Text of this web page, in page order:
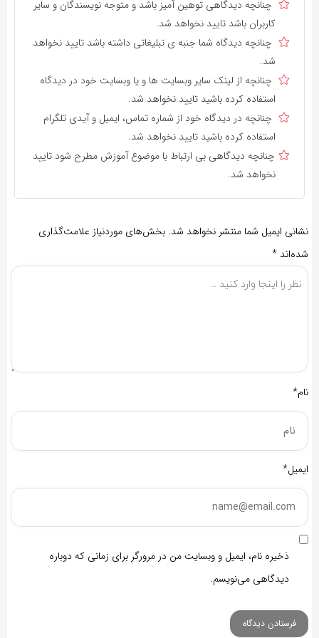
چنانچه دیدگاهی توهین آمیز باشد و متوجه نویسندگان و سایر
کاربران باشد تایید نخواهد شد.
چنانچه دیدگاه شما جنبه ی تبلیغاتی داشته باشد تایید نخواهد
شد.
چنانچه از لینک سایر وبسایت ها و یا وبسایت خود در دیدگاه
استفاده کرده باشید تایید نخواهد شد.
چنانچه در دیدگاه خود از شماره تماس، ایمیل و آیدی تلگرام
استفاده کرده باشید تایید نخواهد شد.
چنانچه دیدگاهی بی ارتباط با موضوع آموزش مطرح شود تایید
نخواهد شد.
نشانی ایمیل شما منتشر نخواهد شد. بخش‌های موردنیاز علامت‌گذاری
شده‌اند *
نام*
ایمیل*
ذخیره نام، ایمیل و وبسایت من در مرورگر برای زمانی که دوباره
دیدگاهی می‌نویسم.